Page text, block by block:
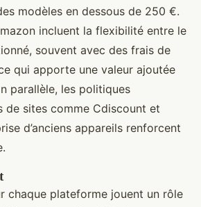
modèles en dessous de 250 €.
incluent la flexibilité entre le
souvent avec des frais de
qui apporte une valeur ajoutée
parallèle, les politiques
de sites comme Cdiscount et
d’anciens appareils renforcent
chaque plateforme jouent un rôle